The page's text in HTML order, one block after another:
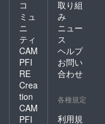
コ
ミュ
ニ
ティ
CAM
PFI
RE
Crea
tion
CAM
PFI
取り組
み
ニュー
ス
ヘルプ
お問い
合わせ
各種規定
利用規